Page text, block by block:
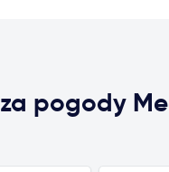
pogody